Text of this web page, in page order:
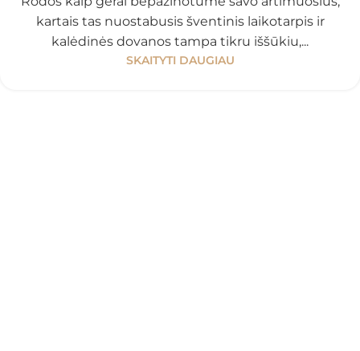
kartais tas nuostabusis šventinis laikotarpis ir
kalėdinės dovanos tampa tikru iššūkiu,...
SKAITYTI DAUGIAU